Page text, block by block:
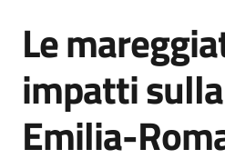
Sismica
Salta al contenuto
Le
impatti
Emilia-